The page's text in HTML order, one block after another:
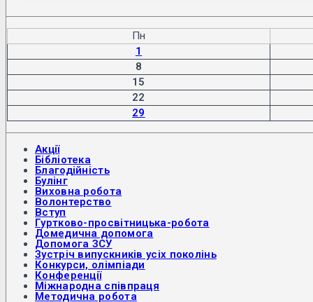
Пн
1
8
15
22
29
Акції
Бібліотека
Благодійність
Булінг
Виховна робота
Волонтерство
Вступ
Гуртково-просвітницька-робота
Домедична допомога
Допомога ЗСУ
Зустріч випускників усіх поколінь
Конкурси, олімпіади
Конференції
Міжнародна співпраця
Методична робота